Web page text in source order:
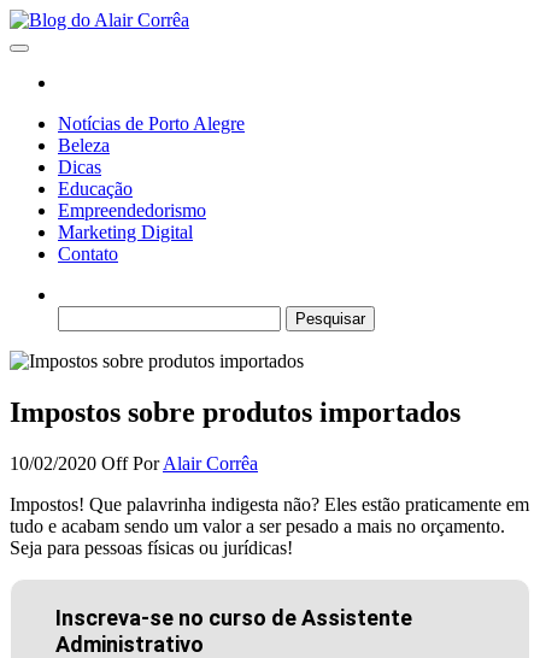
Skip
to
content
Notícias de Porto Alegre
Beleza
Dicas
Educação
Empreendedorismo
Marketing Digital
Contato
por:
Impostos sobre produtos importados
10/02/2020 OffPor Alair Corrêa
Impostos! Que palavrinha indigesta não? Eles estão praticamente em
tudo e acabam sendo um valor a ser pesado a mais no orçamento.
Seja para pessoas físicas ou jurídicas!
Inscreva-se no curso de Assistente
Administrativo